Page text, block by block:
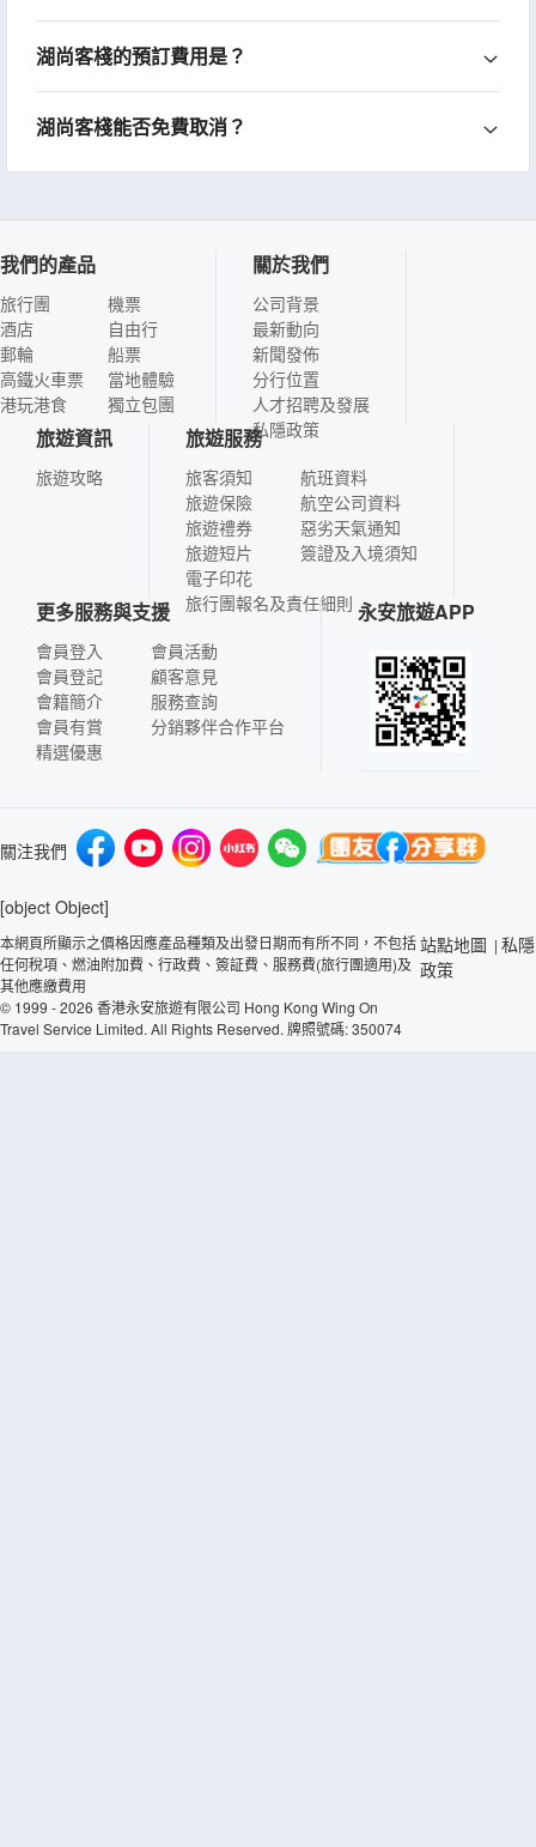
湖尚客棧的預訂費用是？
湖尚客棧能否免費取消？
我們的產品
旅行團
酒店
郵輪
高鐵火車票
港玩港食
機票
自由行
船票
當地體驗
獨立包團
關於我們
公司背景
最新動向
新聞發佈
分行位置
人才招聘及發展
私隱政策
旅遊資訊
旅遊攻略
旅遊服務
旅客須知
旅遊保險
旅遊禮券
旅遊短片
電子印花
航班資料
航空公司資料
惡劣天氣通知
簽證及入境須知
旅行團報名及責任細則
更多服務與支援
會員登入
會員登記
會籍簡介
會員有賞
精選優惠
會員活動
顧客意見
服務查詢
分銷夥伴合作平台
永安旅遊APP
關注我們
[object Object]
本網頁所顯示之價格因應產品種類及出發日期而有所不同，不包括
任何稅項、燃油附加費、行政費、簽証費、服務費(旅行團適用)及
其他應繳費用
© 1999 - 2026 香港永安旅遊有限公司 Hong Kong Wing On
Travel Service Limited. All Rights Reserved. 牌照號碼: 350074
站點地圖 | 私隱
政策